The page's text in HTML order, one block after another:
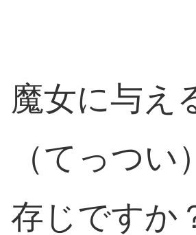
魔女に与え
（てっつい
存じですか